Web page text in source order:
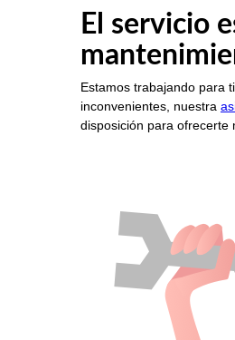
El servicio
Estamos trabajando para
inconvenientes, nuestra
disposición para ofrecerte